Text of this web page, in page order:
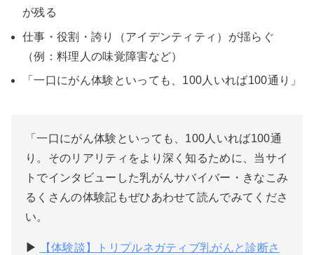
が残る
仕事・役割・誇り（アイデンティティ）が揺らぐ
（例：料理人の味覚障害など）
「一口にがん体験といっても、100人いれば100通り」
「一口にがん体験といっても、100人いれば100通
り。そのリアリティをより深く知るために、当サイ
トでインタビューした乳がんサバイバー・きなこみ
るくさんの体験記もぜひあわせて読んでみてくださ
い。
▶︎
【体験談】トリプルネガティブ乳がんと診断さ